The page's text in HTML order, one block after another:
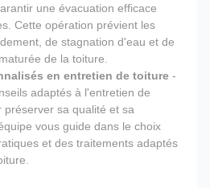
une évacuation efficace
Cette opération prévient les
de stagnation d'eau et de
de la toiture.
en entretien de toiture -
adaptés à l'entretien de
préserver sa qualité et sa
vous guide dans le choix
et des traitements adaptés